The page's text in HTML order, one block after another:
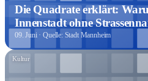
Die Quadrate erklärt:
Innenstadt ohne
09. Juni· Quelle: Stadt Mannheim
Kultur